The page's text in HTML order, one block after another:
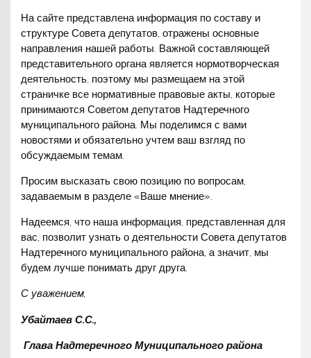
На сайте представлена информация по составу и
структуре Совета депутатов, отражены основные
направления нашей работы. Важной составляющей
представительного органа является нормотворческая
деятельность, поэтому мы размещаем на этой
страничке все нормативные правовые акты, которые
принимаются Советом депутатов Надтеречного
муниципального района. Мы поделимся с вами
новостями и обязательно учтем ваш взгляд по
обсуждаемым темам.
Просим высказать свою позицию по вопросам,
задаваемым в разделе «Ваше мнение».
Надеемся, что наша информация, представленная для
вас, позволит узнать о деятельности Совета депутатов
Надтеречного муниципального района, а значит, мы
будем лучше понимать друг друга.
С уважением,
Убайтаев С.С.,
Глава Надтеречного Муниципального района